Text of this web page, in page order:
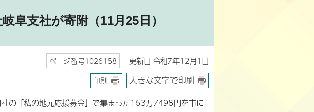
阜支社が寄附（11月25日）
ページ番号1026158 更新日 令和7年12月1日
印刷 大きな文字で印刷
の「私の地元応援募金」で集まった163万7498円を市に